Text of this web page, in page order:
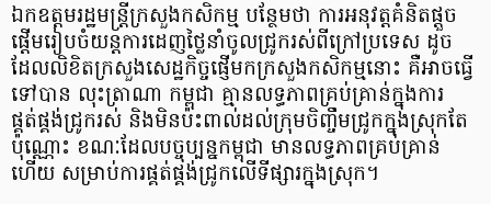
ឯកឧត្តម​រដ្ឋមន្ត្រី​ក្រសួងកសិកម្ម បន្ថែម​ថា ការ​អនុវត្ត​គំនិត​ផ្ដួច
ផ្ដើម​រៀបចំ​យន្តការ​ដេញថ្លៃ​នាំ​ចូល​ជ្រូក​រស់​ពី​ក្រៅប្រទេស ដូច
ដែល​លិខិត​ក្រសួង​សេដ្ឋកិច្ច​ផ្ញើ​មក​ក្រសួងកសិកម្ម​នោះ គឺ​អាច​ធ្វើ​
ទៅ​បាន លុះត្រា​ណា កម្ពុជា គ្មាន​លទ្ធភាព​គ្រប់គ្រាន់​ក្នុង​ការ​
ផ្គត់ផ្គង់​ជ្រូក​រស់ និង​មិន​ប៉ះពាល់​ដល់​ក្រុម​ចិញ្ចឹម​ជ្រូក​ក្នុងស្រុក​តែ​
ប៉ុណ្ណោះ ខណៈ​ដែល​បច្ចុប្បន្ន​កម្ពុជា មាន​លទ្ធភាព​គ្រប់គ្រាន់​
ហើយ សម្រាប់​ការ​ផ្គត់ផ្គង់​ជ្រូក​លើ​ទីផ្សារ​ក្នុងស្រុក​។